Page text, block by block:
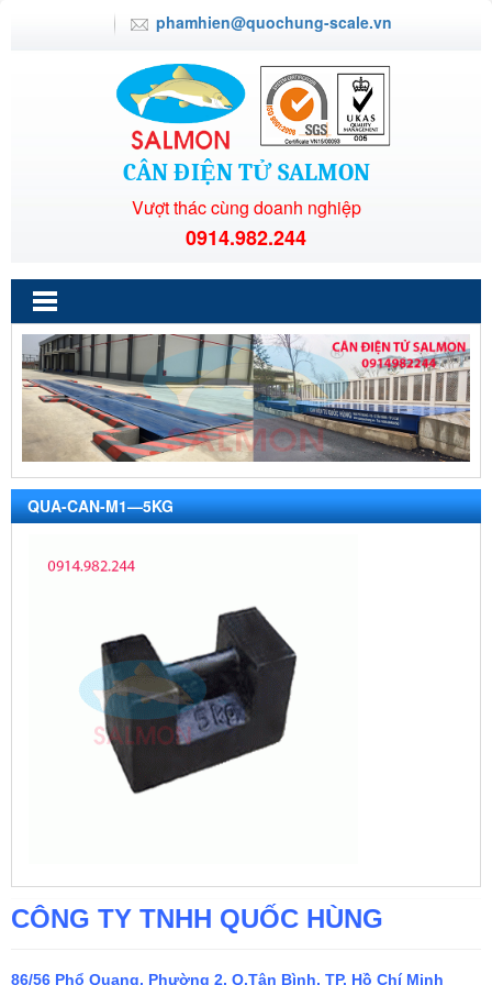
phamhien@quochung-scale.vn
CÂN ĐIỆN TỬ SALMON
Vượt thác cùng doanh nghiệp
0914.982.244
QUA-CAN-M1—5KG
CÔNG TY TNHH QUỐC HÙNG
86/56 Phổ Quang, Phường 2, Q.Tân Bình, TP. Hồ Chí Minh